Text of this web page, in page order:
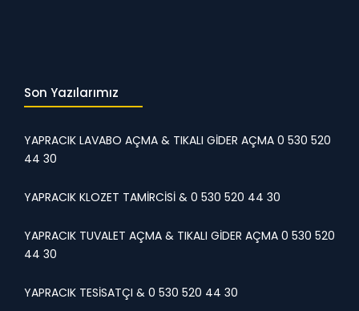
Son Yazılarımız
YAPRACIK LAVABO AÇMA & TIKALI GİDER AÇMA 0 530 520
44 30
YAPRACIK KLOZET TAMİRCİSİ & 0 530 520 44 30
YAPRACIK TUVALET AÇMA & TIKALI GİDER AÇMA 0 530 520
44 30
YAPRACIK TESİSATÇI & 0 530 520 44 30